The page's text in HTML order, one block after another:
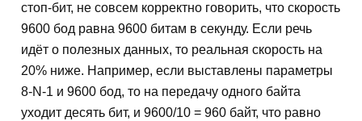
стоп-бит, не совсем корректно говорить, что скорость
9600 бод равна 9600 битам в секунду. Если речь
идёт о полезных данных, то реальная скорость на
20% ниже. Например, если выставлены параметры
8-N-1 и 9600 бод, то на передачу одного байта
уходит десять бит, и 9600/10 = 960 байт, что равно